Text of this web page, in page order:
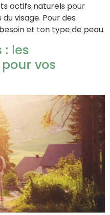
actifs naturels pour
visage. Pour des
et ton type de peau.
les
vos